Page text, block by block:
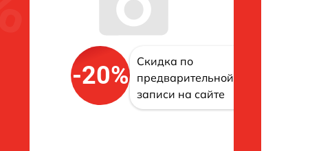
-20%
Скидка по
предварительной
записи на сайте